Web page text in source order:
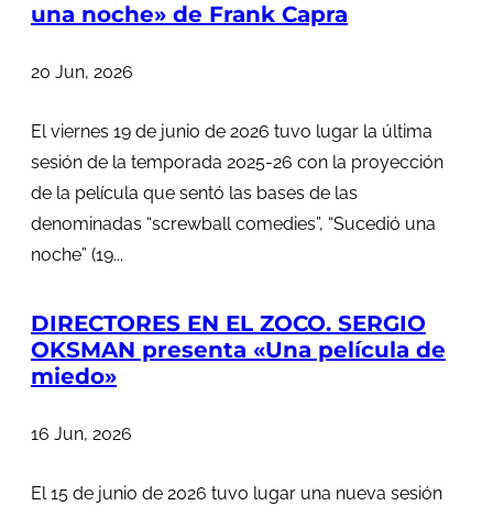
una noche» de Frank Capra
20 Jun, 2026
El viernes 19 de junio de 2026 tuvo lugar la última
sesión de la temporada 2025-26 con la proyección
de la película que sentó las bases de las
denominadas “screwball comedies”, “Sucedió una
noche” (19...
DIRECTORES EN EL ZOCO. SERGIO
OKSMAN presenta «Una película de
miedo»
16 Jun, 2026
El 15 de junio de 2026 tuvo lugar una nueva sesión